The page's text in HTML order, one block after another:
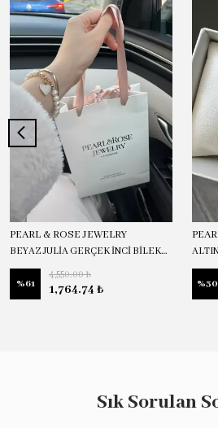
PEARL & ROSE JEWELRY
BEYAZ JULİA GERÇEK İNCİ BİLEKLİK
%61
4,550.00 ₺
1,764.74 ₺ %30
Sık Sorulan